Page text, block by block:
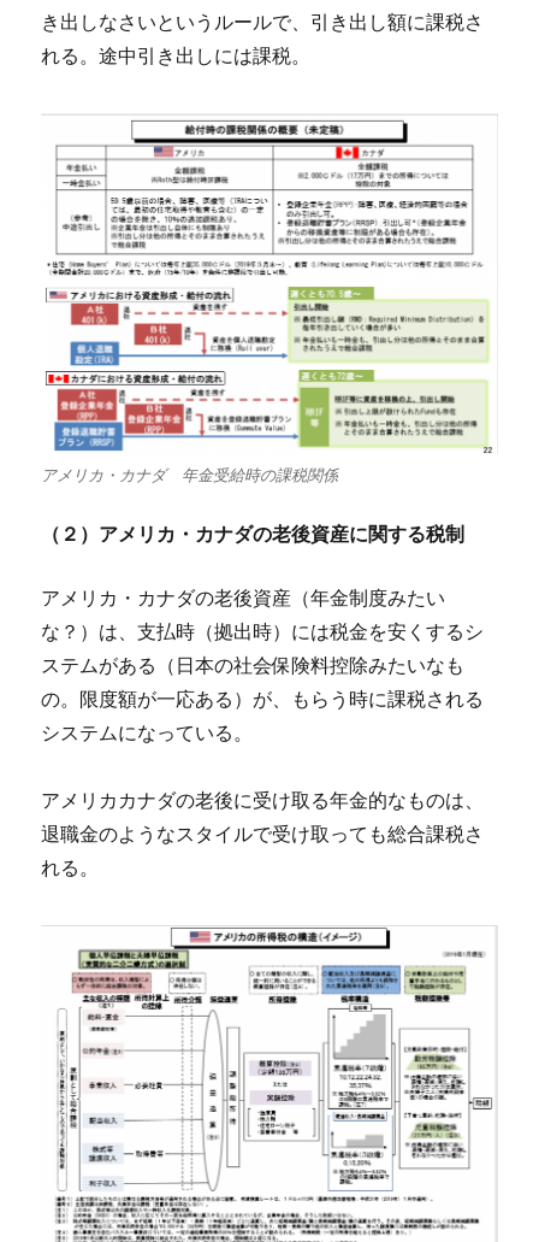
き出しなさいというルールで、引き出し額に課税さ
れる。途中引き出しには課税。
アメリカ・カナダ 年金受給時の課税関係
（２）アメリカ・カナダの老後資産に関する税制
アメリカ・カナダの老後資産（年金制度みたい
な？）は、支払時（拠出時）には税金を安くするシ
ステムがある（日本の社会保険料控除みたいなも
の。限度額が一応ある）が、もらう時に課税される
システムになっている。
アメリカカナダの老後に受け取る年金的なものは、
退職金のようなスタイルで受け取っても総合課税さ
れる。